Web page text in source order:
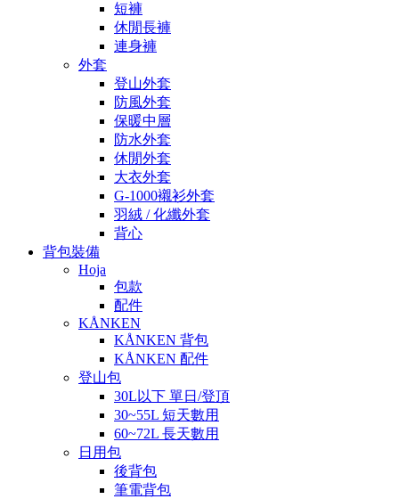
短褲
休閒長褲
連身褲
外套
登山外套
防風外套
保暖中層
防水外套
休閒外套
大衣外套
G-1000襯衫外套
羽絨 / 化纖外套
背心
背包裝備
Hoja
包款
配件
KÅNKEN
KÅNKEN 背包
KÅNKEN 配件
登山包
30L以下 單日/登頂
30~55L 短天數用
60~72L 長天數用
日用包
後背包
筆電背包